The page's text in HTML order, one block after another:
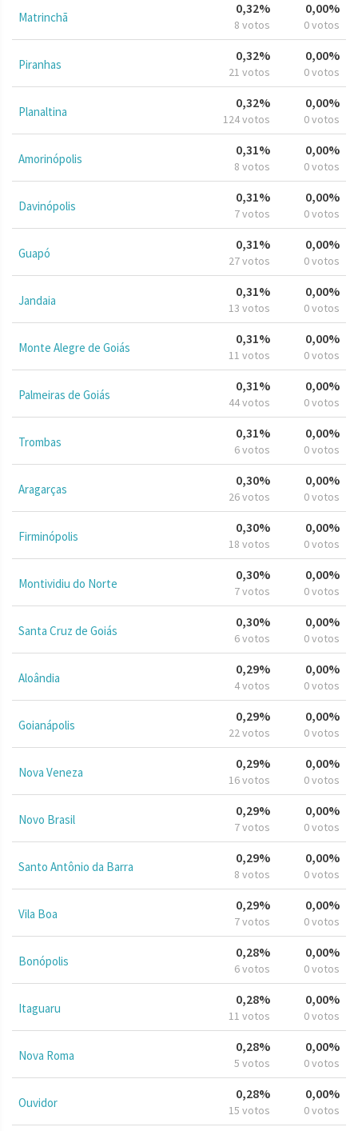
Matrinchã
0,32%
8 votos
0,00%
0 votos
Piranhas
0,32%
21 votos
0,00%
0 votos
Planaltina
0,32%
124 votos
0,00%
0 votos
Amorinópolis
0,31%
8 votos
0,00%
0 votos
Davinópolis
0,31%
7 votos
0,00%
0 votos
Guapó
0,31%
27 votos
0,00%
0 votos
Jandaia
0,31%
13 votos
0,00%
0 votos
Monte Alegre de Goiás
0,31%
11 votos
0,00%
0 votos
Palmeiras de Goiás
0,31%
44 votos
0,00%
0 votos
Trombas
0,31%
6 votos
0,00%
0 votos
Aragarças
0,30%
26 votos
0,00%
0 votos
Firminópolis
0,30%
18 votos
0,00%
0 votos
Montividiu do Norte
0,30%
7 votos
0,00%
0 votos
Santa Cruz de Goiás
0,30%
6 votos
0,00%
0 votos
Aloândia
0,29%
4 votos
0,00%
0 votos
Goianápolis
0,29%
22 votos
0,00%
0 votos
Nova Veneza
0,29%
16 votos
0,00%
0 votos
Novo Brasil
0,29%
7 votos
0,00%
0 votos
Santo Antônio da Barra
0,29%
8 votos
0,00%
0 votos
Vila Boa
0,29%
7 votos
0,00%
0 votos
Bonópolis
0,28%
6 votos
0,00%
0 votos
Itaguaru
0,28%
11 votos
0,00%
0 votos
Nova Roma
0,28%
5 votos
0,00%
0 votos
Ouvidor
0,28%
15 votos
0,00%
0 votos